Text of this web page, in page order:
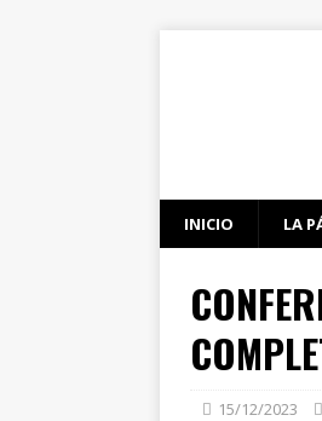
INICIO LA
15/12/2023